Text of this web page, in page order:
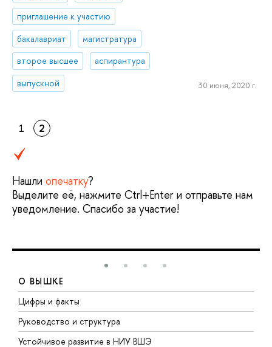
приглашение к участию
бакалавриат
магистратура
второе высшее
аспирантура
выпускной
30 июня, 2020 г.
1 2
Нашли опечатку?
Выделите её, нажмите Ctrl+Enter и отправьте нам
уведомление. Спасибо за участие!
О ВЫШКЕ
Цифры и факты
Руководство и структура
Устойчивое развитие в НИУ ВШЭ